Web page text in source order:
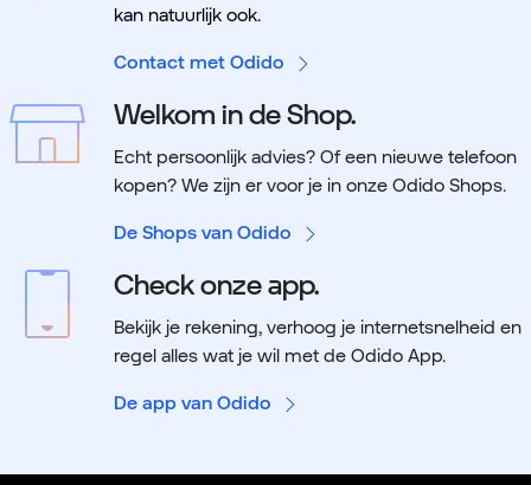
kan natuurlijk ook.
Contact met Odido
Welkom in de Shop.
Echt persoonlijk advies? Of een nieuwe telefoon
kopen? We zijn er voor je in onze Odido Shops.
De Shops van Odido
Check onze app.
Bekijk je rekening, verhoog je internetsnelheid en
regel alles wat je wil met de Odido App.
De app van Odido